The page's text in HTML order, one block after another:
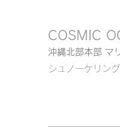
COSMIC
沖縄北部本部 マ
シュノーケリン